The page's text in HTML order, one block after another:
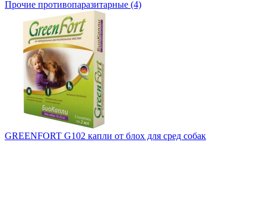
Прочие противопаразитарные (4)
GREENFORT G102 капли от блох для сред собак